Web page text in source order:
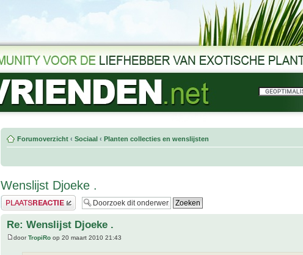
Forumoverzicht ‹ Sociaal ‹ Planten collecties en wenslijsten
Wenslijst Djoeke .
Plaats een reactie
Re: Wenslijst Djoeke .
doorTropiRo op 20 maart 2010 21:43